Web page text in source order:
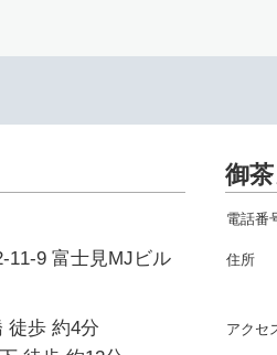
11-9 富士見MJビル
徒歩 約4分
御